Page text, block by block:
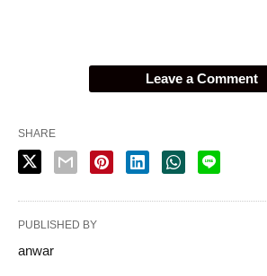
Leave a Comment
SHARE
PUBLISHED BY
anwar